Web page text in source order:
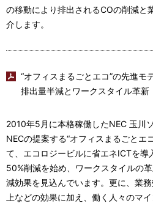
の移動により排出されるCOの削減と
介します。
“オフィスまるごとエコ”の先進モ
排出量半減とワークスタイル革新
2010年5月に本格稼働したNEC 玉川
NECの提案する“オフィスまるごとエ
て、エコロジービルに省エネICTを導
50%削減を始め、ワークスタイルの
減効果を見込んでいます。更に、業
上などの効果に加え、働く人々のマ